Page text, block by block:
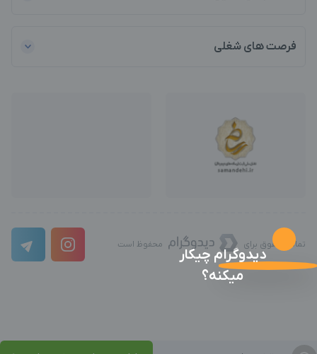
فرصت های شغلی
تمامی حقوق برای محفوظ است
دیدوگرام چیکار
میکنه؟